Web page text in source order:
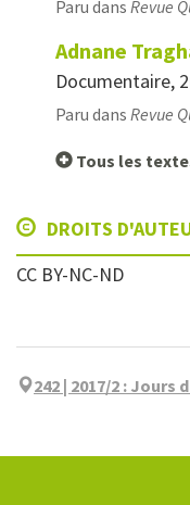
Paru dans Revue
Adnane
Documentaire,
Paru dans Revue
Tous les
DROITS
CC BY-NC-ND
242 | 2017/2 : Jours